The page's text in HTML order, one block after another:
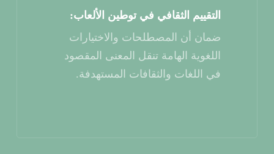
التقييم الثقافي في توطين الألعاب:
ضمان أن المصطلحات والاختيارات
اللغوية الهامة تنقل المعنى المقصود
في اللغات والثقافات المستهدفة.